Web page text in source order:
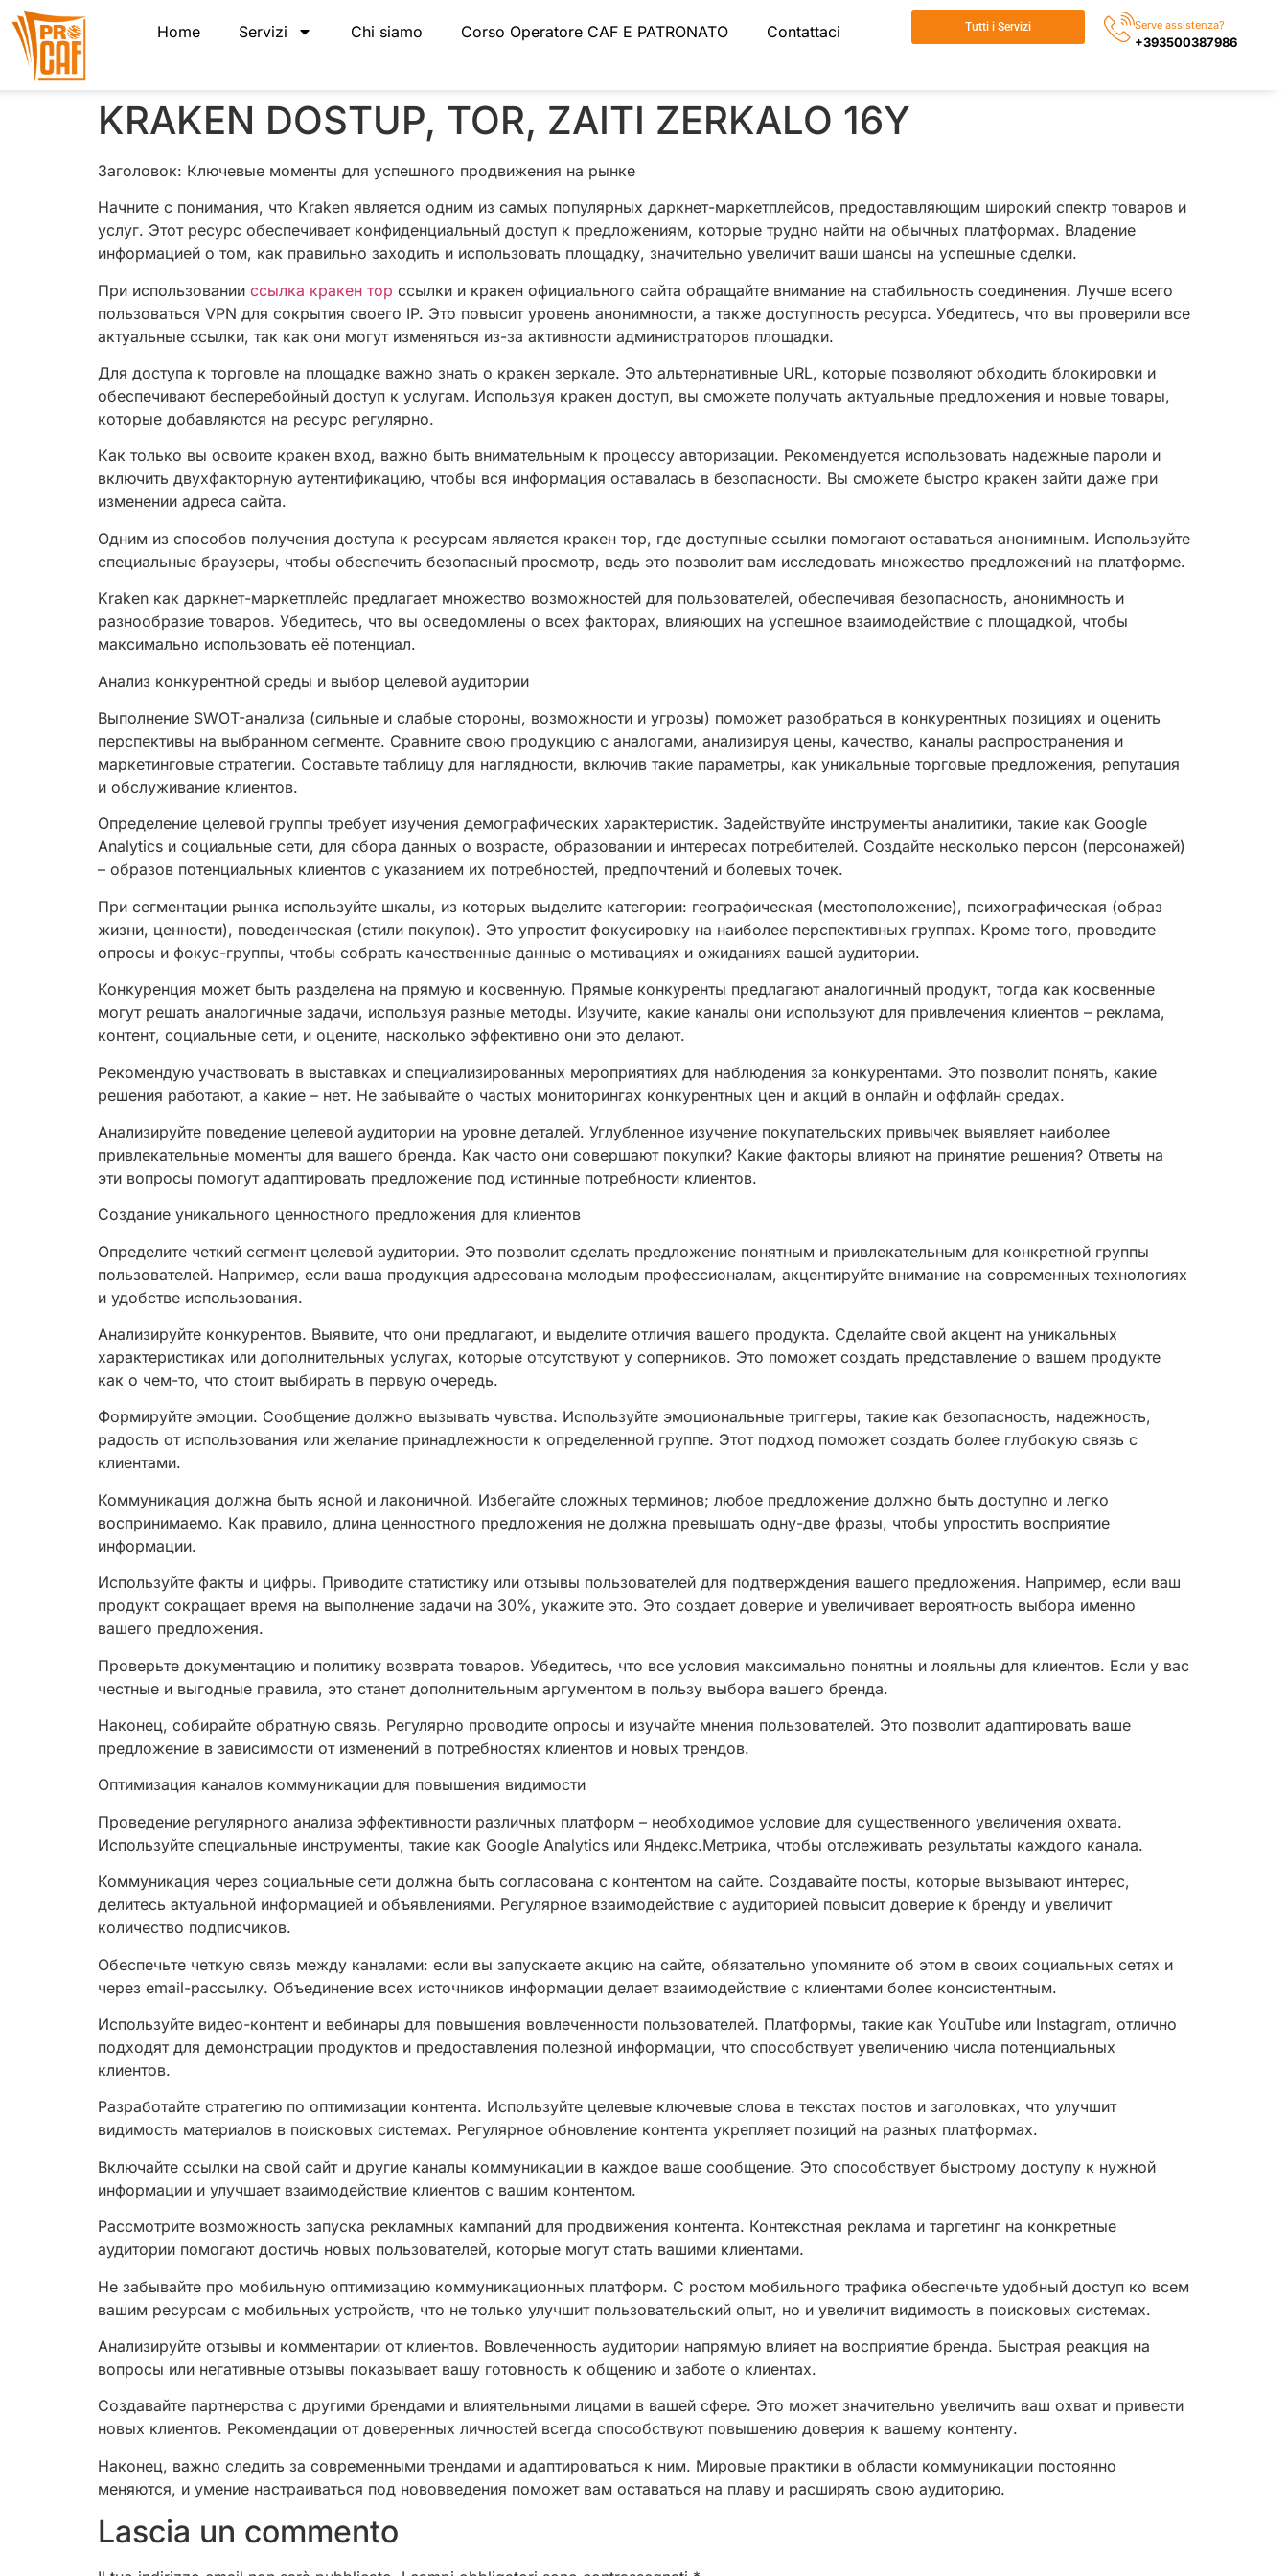
Home Servizi Chi siamo Corso Operatore CAF E PATRONATO Contattaci Tutti i Servizi Serve assistenza?
+393500387986
KRAKEN DOSTUP, TOR, ZAITI ZERKALO 16Y
Заголовок: Ключевые моменты для успешного продвижения на рынке
Начните с понимания, что Kraken является одним из самых популярных даркнет-маркетплейсов, предоставляющим широкий спектр товаров и
услуг. Этот ресурс обеспечивает конфиденциальный доступ к предложениям, которые трудно найти на обычных платформах. Владение
информацией о том, как правильно заходить и использовать площадку, значительно увеличит ваши шансы на успешные сделки.
При использовании ссылка кракен тор ссылки и кракен официального сайта обращайте внимание на стабильность соединения. Лучше всего
пользоваться VPN для сокрытия своего IP. Это повысит уровень анонимности, а также доступность ресурса. Убедитесь, что вы проверили все
актуальные ссылки, так как они могут изменяться из-за активности администраторов площадки.
Для доступа к торговле на площадке важно знать о кракен зеркале. Это альтернативные URL, которые позволяют обходить блокировки и
обеспечивают бесперебойный доступ к услугам. Используя кракен доступ, вы сможете получать актуальные предложения и новые товары,
которые добавляются на ресурс регулярно.
Как только вы освоите кракен вход, важно быть внимательным к процессу авторизации. Рекомендуется использовать надежные пароли и
включить двухфакторную аутентификацию, чтобы вся информация оставалась в безопасности. Вы сможете быстро кракен зайти даже при
изменении адреса сайта.
Одним из способов получения доступа к ресурсам является кракен тор, где доступные ссылки помогают оставаться анонимным. Используйте
специальные браузеры, чтобы обеспечить безопасный просмотр, ведь это позволит вам исследовать множество предложений на платформе.
Kraken как даркнет-маркетплейс предлагает множество возможностей для пользователей, обеспечивая безопасность, анонимность и
разнообразие товаров. Убедитесь, что вы осведомлены о всех факторах, влияющих на успешное взаимодействие с площадкой, чтобы
максимально использовать её потенциал.
Анализ конкурентной среды и выбор целевой аудитории
Выполнение SWOT-анализа (сильные и слабые стороны, возможности и угрозы) поможет разобраться в конкурентных позициях и оценить
перспективы на выбранном сегменте. Сравните свою продукцию с аналогами, анализируя цены, качество, каналы распространения и
маркетинговые стратегии. Составьте таблицу для наглядности, включив такие параметры, как уникальные торговые предложения, репутация
и обслуживание клиентов.
Определение целевой группы требует изучения демографических характеристик. Задействуйте инструменты аналитики, такие как Google
Analytics и социальные сети, для сбора данных о возрасте, образовании и интересах потребителей. Создайте несколько персон (персонажей)
– образов потенциальных клиентов с указанием их потребностей, предпочтений и болевых точек.
При сегментации рынка используйте шкалы, из которых выделите категории: географическая (местоположение), психографическая (образ
жизни, ценности), поведенческая (стили покупок). Это упростит фокусировку на наиболее перспективных группах. Кроме того, проведите
опросы и фокус-группы, чтобы собрать качественные данные о мотивациях и ожиданиях вашей аудитории.
Конкуренция может быть разделена на прямую и косвенную. Прямые конкуренты предлагают аналогичный продукт, тогда как косвенные
могут решать аналогичные задачи, используя разные методы. Изучите, какие каналы они используют для привлечения клиентов – реклама,
контент, социальные сети, и оцените, насколько эффективно они это делают.
Рекомендую участвовать в выставках и специализированных мероприятиях для наблюдения за конкурентами. Это позволит понять, какие
решения работают, а какие – нет. Не забывайте о частых мониторингах конкурентных цен и акций в онлайн и оффлайн средах.
Анализируйте поведение целевой аудитории на уровне деталей. Углубленное изучение покупательских привычек выявляет наиболее
привлекательные моменты для вашего бренда. Как часто они совершают покупки? Какие факторы влияют на принятие решения? Ответы на
эти вопросы помогут адаптировать предложение под истинные потребности клиентов.
Создание уникального ценностного предложения для клиентов
Определите четкий сегмент целевой аудитории. Это позволит сделать предложение понятным и привлекательным для конкретной группы
пользователей. Например, если ваша продукция адресована молодым профессионалам, акцентируйте внимание на современных технологиях
и удобстве использования.
Анализируйте конкурентов. Выявите, что они предлагают, и выделите отличия вашего продукта. Сделайте свой акцент на уникальных
характеристиках или дополнительных услугах, которые отсутствуют у соперников. Это поможет создать представление о вашем продукте
как о чем-то, что стоит выбирать в первую очередь.
Формируйте эмоции. Сообщение должно вызывать чувства. Используйте эмоциональные триггеры, такие как безопасность, надежность,
радость от использования или желание принадлежности к определенной группе. Этот подход поможет создать более глубокую связь с
клиентами.
Коммуникация должна быть ясной и лаконичной. Избегайте сложных терминов; любое предложение должно быть доступно и легко
воспринимаемо. Как правило, длина ценностного предложения не должна превышать одну-две фразы, чтобы упростить восприятие
информации.
Используйте факты и цифры. Приводите статистику или отзывы пользователей для подтверждения вашего предложения. Например, если ваш
продукт сокращает время на выполнение задачи на 30%, укажите это. Это создает доверие и увеличивает вероятность выбора именно
вашего предложения.
Проверьте документацию и политику возврата товаров. Убедитесь, что все условия максимально понятны и лояльны для клиентов. Если у вас
честные и выгодные правила, это станет дополнительным аргументом в пользу выбора вашего бренда.
Наконец, собирайте обратную связь. Регулярно проводите опросы и изучайте мнения пользователей. Это позволит адаптировать ваше
предложение в зависимости от изменений в потребностях клиентов и новых трендов.
Оптимизация каналов коммуникации для повышения видимости
Проведение регулярного анализа эффективности различных платформ – необходимое условие для существенного увеличения охвата.
Используйте специальные инструменты, такие как Google Analytics или Яндекс.Метрика, чтобы отслеживать результаты каждого канала.
Коммуникация через социальные сети должна быть согласована с контентом на сайте. Создавайте посты, которые вызывают интерес,
делитесь актуальной информацией и объявлениями. Регулярное взаимодействие с аудиторией повысит доверие к бренду и увеличит
количество подписчиков.
Обеспечьте четкую связь между каналами: если вы запускаете акцию на сайте, обязательно упомяните об этом в своих социальных сетях и
через email-рассылку. Объединение всех источников информации делает взаимодействие с клиентами более консистентным.
Используйте видео-контент и вебинары для повышения вовлеченности пользователей. Платформы, такие как YouTube или Instagram, отлично
подходят для демонстрации продуктов и предоставления полезной информации, что способствует увеличению числа потенциальных
клиентов.
Разработайте стратегию по оптимизации контента. Используйте целевые ключевые слова в текстах постов и заголовках, что улучшит
видимость материалов в поисковых системах. Регулярное обновление контента укрепляет позиций на разных платформах.
Включайте ссылки на свой сайт и другие каналы коммуникации в каждое ваше сообщение. Это способствует быстрому доступу к нужной
информации и улучшает взаимодействие клиентов с вашим контентом.
Рассмотрите возможность запуска рекламных кампаний для продвижения контента. Контекстная реклама и таргетинг на конкретные
аудитории помогают достичь новых пользователей, которые могут стать вашими клиентами.
Не забывайте про мобильную оптимизацию коммуникационных платформ. С ростом мобильного трафика обеспечьте удобный доступ ко всем
вашим ресурсам с мобильных устройств, что не только улучшит пользовательский опыт, но и увеличит видимость в поисковых системах.
Анализируйте отзывы и комментарии от клиентов. Вовлеченность аудитории напрямую влияет на восприятие бренда. Быстрая реакция на
вопросы или негативные отзывы показывает вашу готовность к общению и заботе о клиентах.
Создавайте партнерства с другими брендами и влиятельными лицами в вашей сфере. Это может значительно увеличить ваш охват и привести
новых клиентов. Рекомендации от доверенных личностей всегда способствуют повышению доверия к вашему контенту.
Наконец, важно следить за современными трендами и адаптироваться к ним. Мировые практики в области коммуникации постоянно
меняются, и умение настраиваться под нововведения поможет вам оставаться на плаву и расширять свою аудиторию.
Lascia un commento